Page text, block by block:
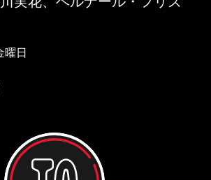
実花、ベルナール・フリズ
曜日